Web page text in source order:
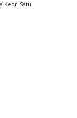
Kepri Satu